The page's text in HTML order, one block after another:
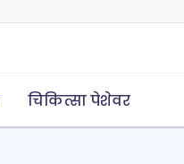
चिकित्सा पेशेवर